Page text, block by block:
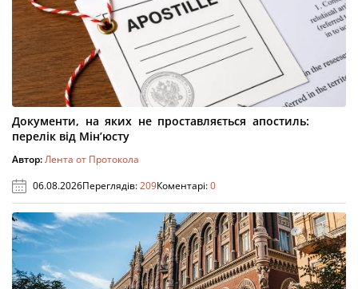
Документи, на яких не проставляється апостиль:
перелік від Мін’юсту
Автор:Лента от Протокола
06.08.2026Переглядів:209Коментарі:0